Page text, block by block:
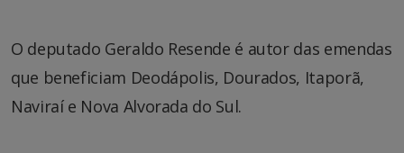
O deputado Geraldo Resende é autor das emendas
que beneficiam Deodápolis, Dourados, Itaporã,
Naviraí e Nova Alvorada do Sul.